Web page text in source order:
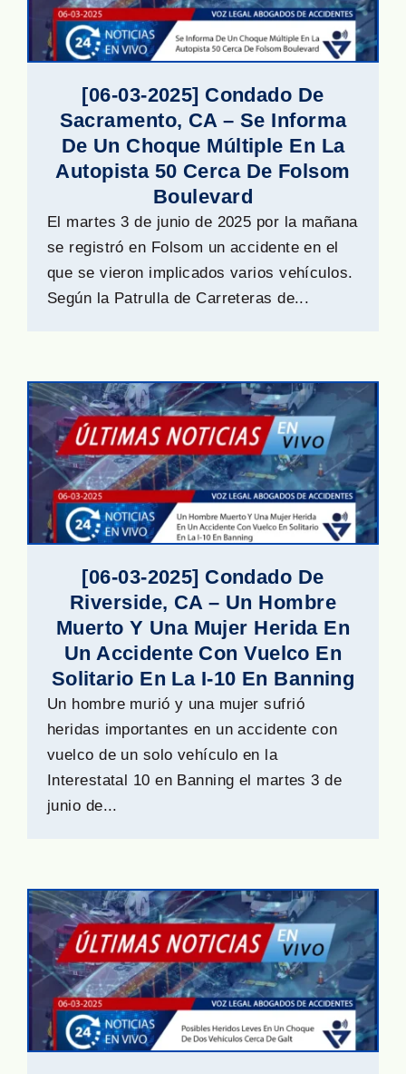
[06-03-2025] Condado De
Sacramento, CA – Se Informa
De Un Choque Múltiple En La
Autopista 50 Cerca De Folsom
Boulevard
El martes 3 de junio de 2025 por la mañana
se registró en Folsom un accidente en el
que se vieron implicados varios vehículos.
Según la Patrulla de Carreteras de...
[06-03-2025] Condado De
Riverside, CA – Un Hombre
Muerto Y Una Mujer Herida En
Un Accidente Con Vuelco En
Solitario En La I-10 En Banning
Un hombre murió y una mujer sufrió
heridas importantes en un accidente con
vuelco de un solo vehículo en la
Interestatal 10 en Banning el martes 3 de
junio de...